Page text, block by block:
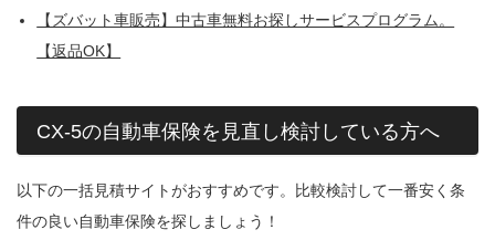
【ズバット車販売】中古車無料お探しサービスプログラム。
【返品OK】
CX-5の自動車保険を見直し検討している方へ
以下の一括見積サイトがおすすめです。比較検討して一番安く条
件の良い自動車保険を探しましょう！